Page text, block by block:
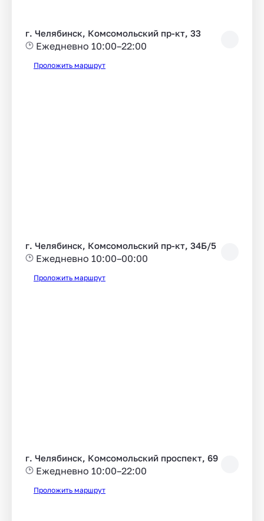
г. Челябинск, Комсомольский пр-кт, 33
Ежедневно 10:00–22:00
Проложить маршрут
г. Челябинск, Комсомольский пр-кт, 34Б/5
Ежедневно 10:00–00:00
Проложить маршрут
г. Челябинск, Комсомольский проспект, 69
Ежедневно 10:00–22:00
Проложить маршрут